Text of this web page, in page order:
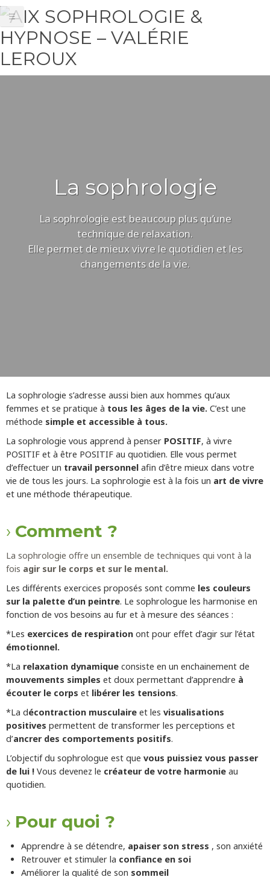
☰
La sophrologie
La sophrologie est beaucoup plus qu’une
technique de relaxation.
Elle permet de mieux vivre le quotidien et les
changements de la vie.
La sophrologie s’adresse aussi bien aux hommes qu’aux
femmes et se pratique à tous les âges de la vie. C’est une
méthode simple et accessible à tous.
La sophrologie vous apprend à penser POSITIF, à vivre
POSITIF et à être POSITIF au quotidien. Elle vous permet
d’effectuer un travail personnel afin d’être mieux dans votre
vie de tous les jours. La sophrologie est à la fois un art de vivre
et une méthode thérapeutique.
Comment ?
La sophrologie offre un ensemble de techniques qui vont à la
fois agir sur le corps et sur le mental.
Les différents exercices proposés sont comme les couleurs
sur la palette d’un peintre. Le sophrologue les harmonise en
fonction de vos besoins au fur et à mesure des séances :
*Les exercices de respiration ont pour effet d’agir sur l’état
émotionnel.
*La relaxation dynamique consiste en un enchainement de
mouvements simples et doux permettant d’apprendre à
écouter le corps et libérer les tensions.
*La décontraction musculaire et les visualisations
positives permettent de transformer les perceptions et
d’ancrer des comportements positifs.
L’objectif du sophrologue est que vous puissiez vous passer
de lui ! Vous devenez le créateur de votre harmonie au
quotidien.
Pour quoi ?
Apprendre à se détendre, apaiser son stress , son anxiété
Retrouver et stimuler la confiance en soi
Améliorer la qualité de son sommeil